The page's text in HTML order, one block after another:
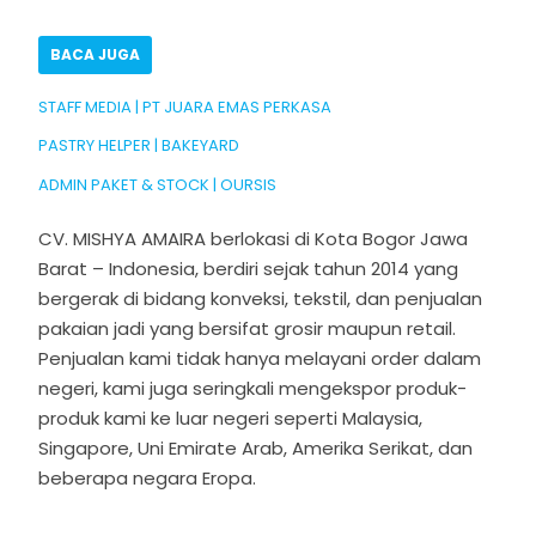
BACA JUGA
STAFF MEDIA | PT JUARA EMAS PERKASA
PASTRY HELPER | BAKEYARD
ADMIN PAKET & STOCK | OURSIS
CV. MISHYA AMAIRA berlokasi di Kota Bogor Jawa
Barat – Indonesia, berdiri sejak tahun 2014 yang
bergerak di bidang konveksi, tekstil, dan penjualan
pakaian jadi yang bersifat grosir maupun retail.
Penjualan kami tidak hanya melayani order dalam
negeri, kami juga seringkali mengekspor produk-
produk kami ke luar negeri seperti Malaysia,
Singapore, Uni Emirate Arab, Amerika Serikat, dan
beberapa negara Eropa.